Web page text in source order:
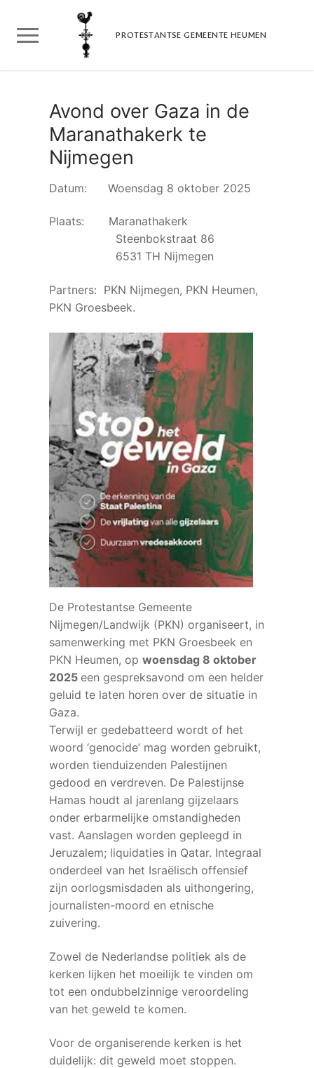
naar
inhoud
PROTESTANTSE GEMEENTE HEUMEN
Avond over Gaza in de
Maranathakerk te
Nijmegen
Datum: Woensdag 8 oktober 2025
Plaats: Maranathakerk
Steenbokstraat 86
6531 TH Nijmegen
Partners: PKN Nijmegen, PKN Heumen,
PKN Groesbeek.
De Protestantse Gemeente
Nijmegen/Landwijk (PKN) organiseert, in
samenwerking met PKN Groesbeek en
PKN Heumen, op woensdag 8 oktober
2025 een gespreksavond om een helder
geluid te laten horen over de situatie in
Gaza.
Terwijl er gedebatteerd wordt of het
woord ‘genocide’ mag worden gebruikt,
worden tienduizenden Palestijnen
gedood en verdreven. De Palestijnse
Hamas houdt al jarenlang gijzelaars
onder erbarmelijke omstandigheden
vast. Aanslagen worden gepleegd in
Jeruzalem; liquidaties in Qatar. Integraal
onderdeel van het Israëlisch offensief
zijn oorlogsmisdaden als uithongering,
journalisten-moord en etnische
zuivering.
Zowel de Nederlandse politiek als de
kerken lijken het moeilijk te vinden om
tot een ondubbelzinnige veroordeling
van het geweld te komen.
Voor de organiserende kerken is het
duidelijk: dit geweld moet stoppen.